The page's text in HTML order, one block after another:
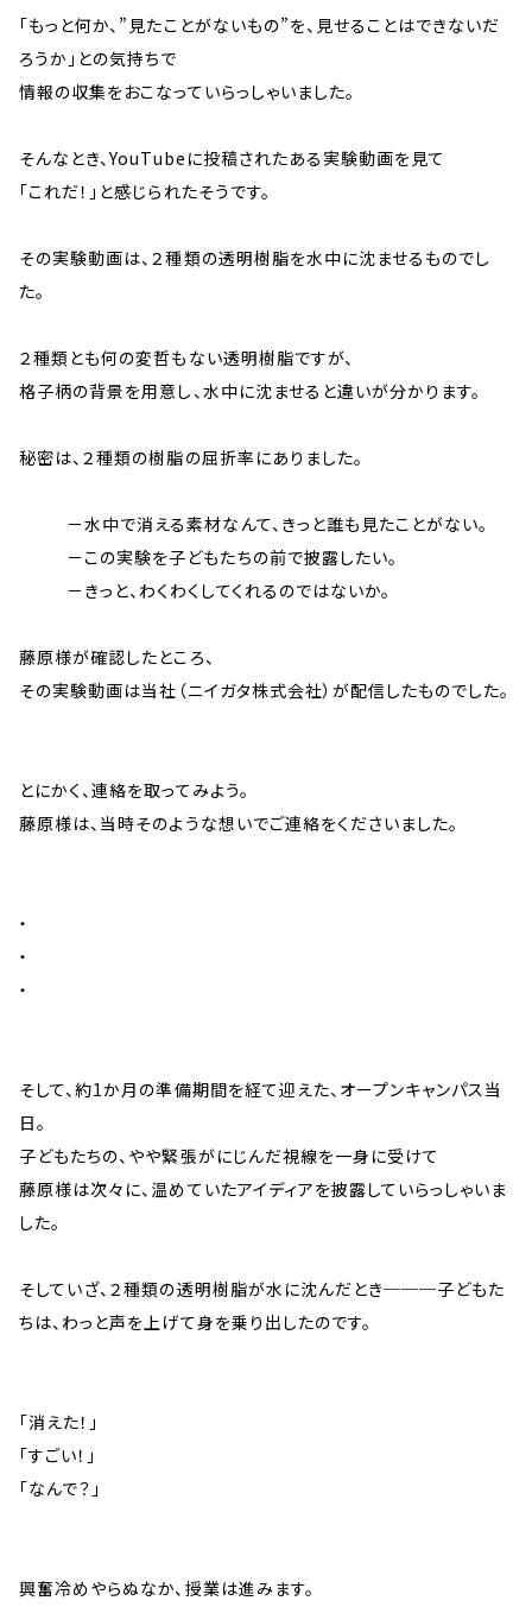
「もっと何か、”見たことがないもの”を、見せることはできないだ
ろうか」との気持ちで
情報の収集をおこなっていらっしゃいました。
そんなとき、YouTubeに投稿されたある実験動画を見て
「これだ！」と感じられたそうです。
その実験動画は、２種類の透明樹脂を水中に沈ませるものでし
た。
２種類とも何の変哲もない透明樹脂ですが、
格子柄の背景を用意し、水中に沈ませると違いが分かります。
秘密は、２種類の樹脂の屈折率にありました。
－水中で消える素材なんて、きっと誰も見たことがない。
－この実験を子どもたちの前で披露したい。
－きっと、わくわくしてくれるのではないか。
藤原様が確認したところ、
その実験動画は当社（ニイガタ株式会社）が配信したものでした。
とにかく、連絡を取ってみよう。
藤原様は、当時そのような想いでご連絡をくださいました。
・
・
・
そして、約1か月の準備期間を経て迎えた、オープンキャンパス当
日。
子どもたちの、やや緊張がにじんだ視線を一身に受けて
藤原様は次々に、温めていたアイディアを披露していらっしゃいま
した。
そしていざ、２種類の透明樹脂が水に沈んだとき───子どもた
ちは、わっと声を上げて身を乗り出したのです。
「消えた！」
「すごい！」
「なんで？」
興奮冷めやらぬなか、授業は進みます。